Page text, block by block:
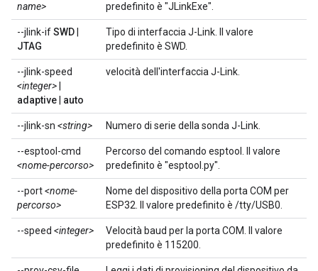
name>
predefinito è "JLinkExe".
--jlink-ifSWD
JTAG
Tipo di interfaccia J-Link. Il valore
predefinito è SWD.
--jlink-speed
<integer>
adaptive
auto
velocità dell'interfaccia J-Link.
--jlink-sn <string> Numero di serie della sonda J-Link.
--esptool-cmd
<nome-percorso>
Percorso del comando esptool. Il valore
predefinito è "esptool.py".
--port<nome-
percorso>
Nome del dispositivo della porta COM per
ESP32. Il valore predefinito è /tty/USB0.
--speed <integer>
Velocità baud per la porta COM. Il valore
predefinito è 115200.